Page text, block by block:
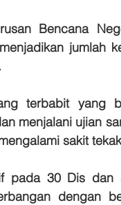
Bencana
jumlah
terbabit yang
menjalani ujian
sakit
pada 30 Dis dan
dengan